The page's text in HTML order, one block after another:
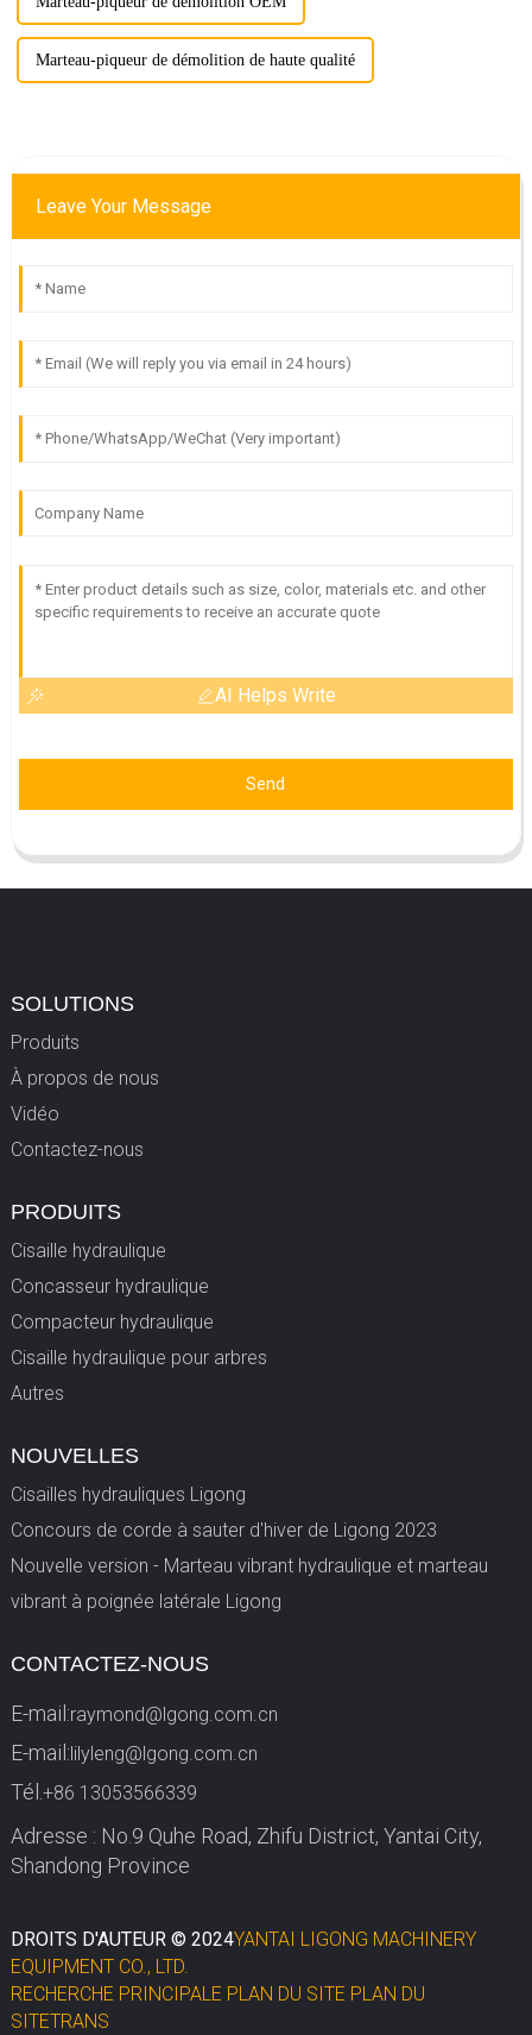
Marteau-piqueur de démolition de haute qualité
Leave Your Message
AI Helps Write
Send
SOLUTIONS
Produits
À propos de nous
Vidéo
Contactez-nous
PRODUITS
Cisaille hydraulique
Concasseur hydraulique
Compacteur hydraulique
Cisaille hydraulique pour arbres
Autres
NOUVELLES
Cisailles hydrauliques Ligong
Concours de corde à sauter d'hiver de Ligong 2023
Nouvelle version - Marteau vibrant hydraulique et marteau
vibrant à poignée latérale Ligong
CONTACTEZ-NOUS
E-mail:raymond@lgong.com.cn
E-mail:lilyleng@lgong.com.cn
Tél. +86 13053566339
Adresse : No.9 Quhe Road, Zhifu District, Yantai City,
Shandong Province
DROITS D'AUTEUR © 2024YANTAI LIGONG MACHINERY
EQUIPMENT CO., LTD.
RECHERCHE PRINCIPALE PLAN DU SITE PLAN DU
SITETRANS